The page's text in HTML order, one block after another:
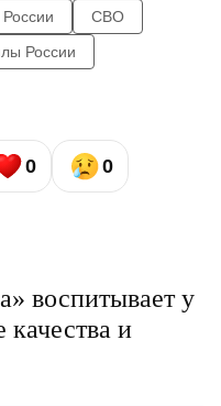
СВО
России
0 0
воспитывает у
и